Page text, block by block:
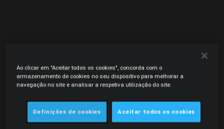
Ao clicar em "Aceitar todos os cookies", concorda com o
armazenamento de cookies no seu dispositivo para melhorar a
navegação no site e analisar a respetiva utilização do site.
Definições de cookies Aceitar todos os cookies